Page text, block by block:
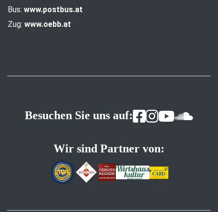
Bus: www.postbus.at
Zug: www.oebb.at
Besuchen Sie uns auf:
Wir sind Partner von: